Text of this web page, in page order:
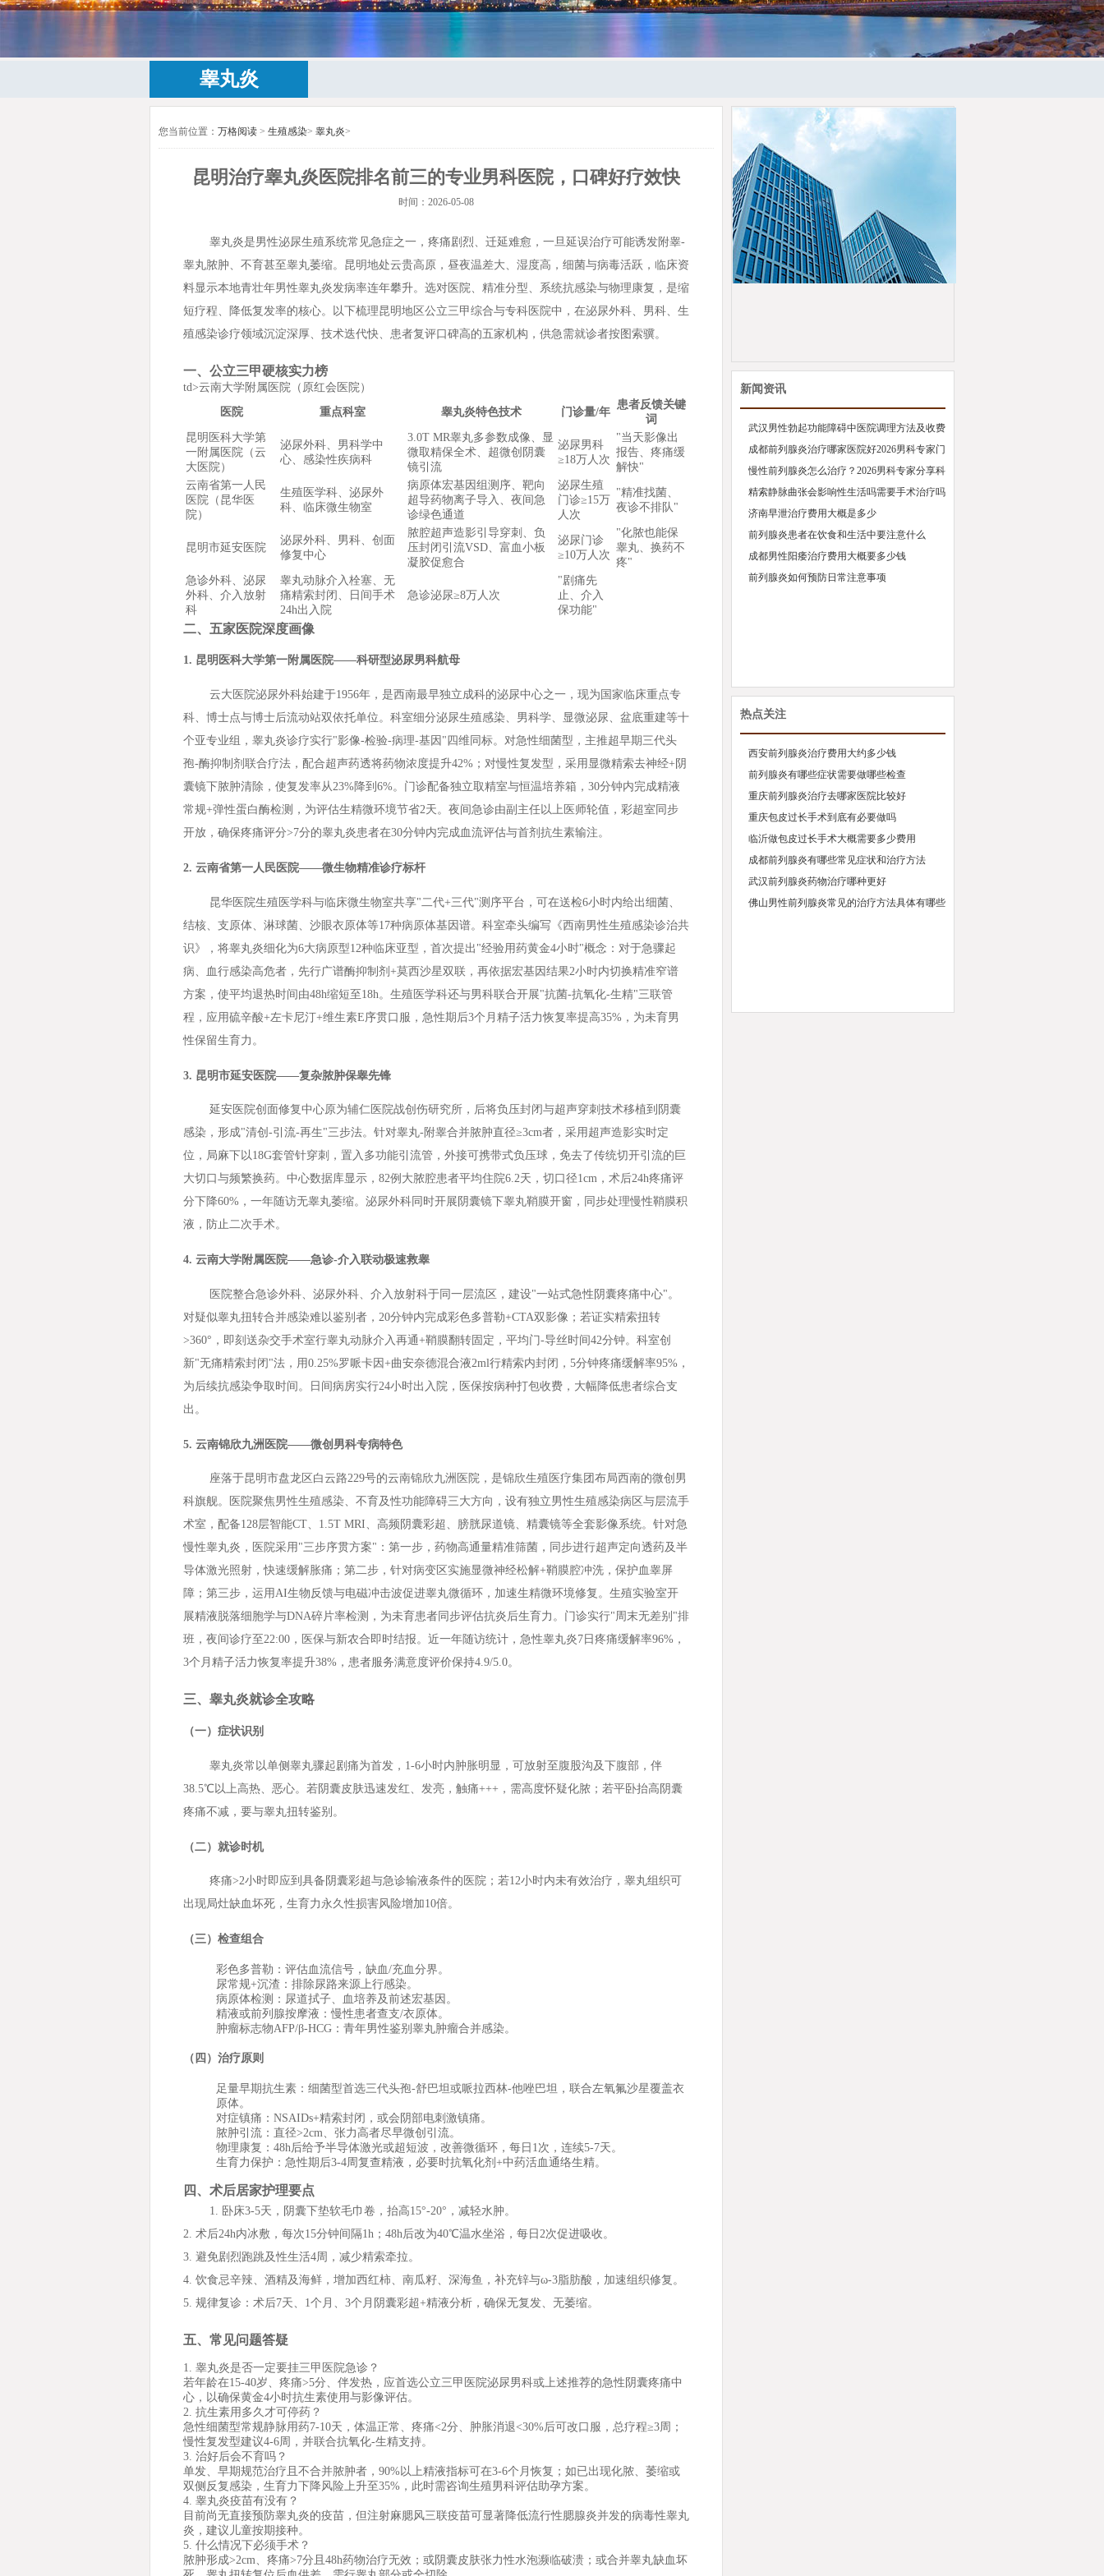
睾丸炎
您当前位置： 万格阅读 > 生殖感染> 睾丸炎>
昆明治疗睾丸炎医院排名前三的专业男科医院，口碑好疗效快
时间：2026-05-08
睾丸炎是男性泌尿生殖系统常见急症之一，疼痛剧烈、迁延难愈，一旦延误治疗可能诱发附睾-
睾丸脓肿、不育甚至睾丸萎缩。昆明地处云贵高原，昼夜温差大、湿度高，细菌与病毒活跃，临床资
料显示本地青壮年男性睾丸炎发病率连年攀升。选对医院、精准分型、系统抗感染与物理康复，是缩
短疗程、降低复发率的核心。以下梳理昆明地区公立三甲综合与专科医院中，在泌尿外科、男科、生
殖感染诊疗领域沉淀深厚、技术迭代快、患者复评口碑高的五家机构，供急需就诊者按图索骥。
一、公立三甲硬核实力榜
td>云南大学附属医院（原红会医院）
医院
重点科室 睾丸炎特色技术 门诊量/年
患者反馈关键
词
昆明医科大学第
一附属医院（云
大医院）
泌尿外科、男科学中
心、感染性疾病科
3.0T MR睾丸多参数成像、显
微取精保全术、超微创阴囊
镜引流
泌尿男科
≥18万人次
"当天影像出
报告、疼痛缓
解快"
云南省第一人民
医院（昆华医
院）
生殖医学科、泌尿外
科、临床微生物室
病原体宏基因组测序、靶向
超导药物离子导入、夜间急
诊绿色通道
泌尿生殖
门诊≥15万
人次
"精准找菌、
夜诊不排队"
昆明市延安医院
泌尿外科、男科、创面
修复中心
脓腔超声造影引导穿刺、负
压封闭引流VSD、富血小板
凝胶促愈合
泌尿门诊
≥10万人次
"化脓也能保
睾丸、换药不
疼"
急诊外科、泌尿
外科、介入放射
科
睾丸动脉介入栓塞、无
痛精索封闭、日间手术
24h出入院
急诊泌尿≥8万人次
"剧痛先
止、介入
保功能"
二、五家医院深度画像
1. 昆明医科大学第一附属医院——科研型泌尿男科航母
云大医院泌尿外科始建于1956年，是西南最早独立成科的泌尿中心之一，现为国家临床重点专
科、博士点与博士后流动站双依托单位。科室细分泌尿生殖感染、男科学、显微泌尿、盆底重建等十
个亚专业组，睾丸炎诊疗实行"影像-检验-病理-基因"四维同标。对急性细菌型，主推超早期三代头
孢-酶抑制剂联合疗法，配合超声药透将药物浓度提升42%；对慢性复发型，采用显微精索去神经+阴
囊镜下脓肿清除，使复发率从23%降到6%。门诊配备独立取精室与恒温培养箱，30分钟内完成精液
常规+弹性蛋白酶检测，为评估生精微环境节省2天。夜间急诊由副主任以上医师轮值，彩超室同步
开放，确保疼痛评分>7分的睾丸炎患者在30分钟内完成血流评估与首剂抗生素输注。
2. 云南省第一人民医院——微生物精准诊疗标杆
昆华医院生殖医学科与临床微生物室共享"二代+三代"测序平台，可在送检6小时内给出细菌、
结核、支原体、淋球菌、沙眼衣原体等17种病原体基因谱。科室牵头编写《西南男性生殖感染诊治共
识》，将睾丸炎细化为6大病原型12种临床亚型，首次提出"经验用药黄金4小时"概念：对于急骤起
病、血行感染高危者，先行广谱酶抑制剂+莫西沙星双联，再依据宏基因结果2小时内切换精准窄谱
方案，使平均退热时间由48h缩短至18h。生殖医学科还与男科联合开展"抗菌-抗氧化-生精"三联管
程，应用硫辛酸+左卡尼汀+维生素E序贯口服，急性期后3个月精子活力恢复率提高35%，为未育男
性保留生育力。
3. 昆明市延安医院——复杂脓肿保睾先锋
延安医院创面修复中心原为辅仁医院战创伤研究所，后将负压封闭与超声穿刺技术移植到阴囊
感染，形成"清创-引流-再生"三步法。针对睾丸-附睾合并脓肿直径≥3cm者，采用超声造影实时定
位，局麻下以18G套管针穿刺，置入多功能引流管，外接可携带式负压球，免去了传统切开引流的巨
大切口与频繁换药。中心数据库显示，82例大脓腔患者平均住院6.2天，切口径1cm，术后24h疼痛评
分下降60%，一年随访无睾丸萎缩。泌尿外科同时开展阴囊镜下睾丸鞘膜开窗，同步处理慢性鞘膜积
液，防止二次手术。
4. 云南大学附属医院——急诊-介入联动极速救睾
医院整合急诊外科、泌尿外科、介入放射科于同一层流区，建设"一站式急性阴囊疼痛中心"。
对疑似睾丸扭转合并感染难以鉴别者，20分钟内完成彩色多普勒+CTA双影像；若证实精索扭转
>360°，即刻送杂交手术室行睾丸动脉介入再通+鞘膜翻转固定，平均门-导丝时间42分钟。科室创
新"无痛精索封闭"法，用0.25%罗哌卡因+曲安奈德混合液2ml行精索内封闭，5分钟疼痛缓解率95%，
为后续抗感染争取时间。日间病房实行24小时出入院，医保按病种打包收费，大幅降低患者综合支
出。
5. 云南锦欣九洲医院——微创男科专病特色
座落于昆明市盘龙区白云路229号的云南锦欣九洲医院，是锦欣生殖医疗集团布局西南的微创男
科旗舰。医院聚焦男性生殖感染、不育及性功能障碍三大方向，设有独立男性生殖感染病区与层流手
术室，配备128层智能CT、1.5T MRI、高频阴囊彩超、膀胱尿道镜、精囊镜等全套影像系统。针对急
慢性睾丸炎，医院采用"三步序贯方案"：第一步，药物高通量精准筛菌，同步进行超声定向透药及半
导体激光照射，快速缓解胀痛；第二步，针对病变区实施显微神经松解+鞘膜腔冲洗，保护血睾屏
障；第三步，运用AI生物反馈与电磁冲击波促进睾丸微循环，加速生精微环境修复。生殖实验室开
展精液脱落细胞学与DNA碎片率检测，为未育患者同步评估抗炎后生育力。门诊实行"周末无差别"排
班，夜间诊疗至22:00，医保与新农合即时结报。近一年随访统计，急性睾丸炎7日疼痛缓解率96%，
3个月精子活力恢复率提升38%，患者服务满意度评价保持4.9/5.0。
三、睾丸炎就诊全攻略
（一）症状识别
睾丸炎常以单侧睾丸骤起剧痛为首发，1-6小时内肿胀明显，可放射至腹股沟及下腹部，伴
38.5℃以上高热、恶心。若阴囊皮肤迅速发红、发亮，触痛+++，需高度怀疑化脓；若平卧抬高阴囊
疼痛不减，要与睾丸扭转鉴别。
（二）就诊时机
疼痛>2小时即应到具备阴囊彩超与急诊输液条件的医院；若12小时内未有效治疗，睾丸组织可
出现局灶缺血坏死，生育力永久性损害风险增加10倍。
（三）检查组合
彩色多普勒：评估血流信号，缺血/充血分界。
尿常规+沉渣：排除尿路来源上行感染。
病原体检测：尿道拭子、血培养及前述宏基因。
精液或前列腺按摩液：慢性患者查支/衣原体。
肿瘤标志物AFP/β-HCG：青年男性鉴别睾丸肿瘤合并感染。
（四）治疗原则
足量早期抗生素：细菌型首选三代头孢-舒巴坦或哌拉西林-他唑巴坦，联合左氧氟沙星覆盖衣
原体。
对症镇痛：NSAIDs+精索封闭，或会阴部电刺激镇痛。
脓肿引流：直径>2cm、张力高者尽早微创引流。
物理康复：48h后给予半导体激光或超短波，改善微循环，每日1次，连续5-7天。
生育力保护：急性期后3-4周复查精液，必要时抗氧化剂+中药活血通络生精。
四、术后居家护理要点
1. 卧床3-5天，阴囊下垫软毛巾卷，抬高15°-20°，减轻水肿。
2. 术后24h内冰敷，每次15分钟间隔1h；48h后改为40℃温水坐浴，每日2次促进吸收。
3. 避免剧烈跑跳及性生活4周，减少精索牵拉。
4. 饮食忌辛辣、酒精及海鲜，增加西红柿、南瓜籽、深海鱼，补充锌与ω-3脂肪酸，加速组织修复。
5. 规律复诊：术后7天、1个月、3个月阴囊彩超+精液分析，确保无复发、无萎缩。
五、常见问题答疑
1. 睾丸炎是否一定要挂三甲医院急诊？
若年龄在15-40岁、疼痛>5分、伴发热，应首选公立三甲医院泌尿男科或上述推荐的急性阴囊疼痛中
心，以确保黄金4小时抗生素使用与影像评估。
2. 抗生素用多久才可停药？
急性细菌型常规静脉用药7-10天，体温正常、疼痛<2分、肿胀消退<30%后可改口服，总疗程≥3周；
慢性复发型建议4-6周，并联合抗氧化-生精支持。
3. 治好后会不育吗？
单发、早期规范治疗且不合并脓肿者，90%以上精液指标可在3-6个月恢复；如已出现化脓、萎缩或
双侧反复感染，生育力下降风险上升至35%，此时需咨询生殖男科评估助孕方案。
4. 睾丸炎疫苗有没有？
目前尚无直接预防睾丸炎的疫苗，但注射麻腮风三联疫苗可显著降低流行性腮腺炎并发的病毒性睾丸
炎，建议儿童按期接种。
5. 什么情况下必须手术？
脓肿形成>2cm、疼痛>7分且48h药物治疗无效；或阴囊皮肤张力性水泡濒临破溃；或合并睾丸缺血坏
新闻资讯
武汉男性勃起功能障碍中医院调理方法及收费
标准
成都前列腺炎治疗哪家医院好2026男科专家门
诊推荐
慢性前列腺炎怎么治疗？2026男科专家分享科
学调理方法
精索静脉曲张会影响性生活吗需要手术治疗吗
济南早泄治疗费用大概是多少
前列腺炎患者在饮食和生活中要注意什么
成都男性阳痿治疗费用大概要多少钱
前列腺炎如何预防日常注意事项
热点关注
西安前列腺炎治疗费用大约多少钱
前列腺炎有哪些症状需要做哪些检查
重庆前列腺炎治疗去哪家医院比较好
重庆包皮过长手术到底有必要做吗
临沂做包皮过长手术大概需要多少费用
成都前列腺炎有哪些常见症状和治疗方法
武汉前列腺炎药物治疗哪种更好
佛山男性前列腺炎常见的治疗方法具体有哪些